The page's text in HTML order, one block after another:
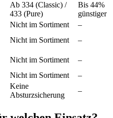
Ab 334 (Classic) /
433 (Pure)
Bis 44%
günstiger
Nicht im Sortiment
–
Nicht im Sortiment
–
Nicht im Sortiment
–
Nicht im Sortiment
–
Keine
Absturzsicherung
–